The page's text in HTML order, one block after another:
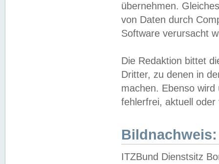
übernehmen.
von Daten durch
Software verursacht
Die Redaktion bittet
Dritter, zu denen in
machen. Ebenso
fehlerfrei, aktuell oder
Bildnachweis:
ITZBund Dienstsitz